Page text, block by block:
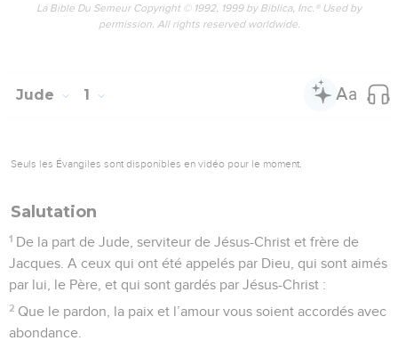
La Bible Du Semeur Copyright © 1992, 1999 by Biblica, Inc.® Used by
permission. All rights reserved worldwide.
Jude 1
Seuls les Évangiles sont disponibles en vidéo pour le moment.
Salutation
1 De la part de Jude, serviteur de Jésus-Christ et frère de
Jacques. A ceux qui ont été appelés par Dieu, qui sont aimés
par lui, le Père, et qui sont gardés par Jésus-Christ :
2 Que le pardon, la paix et l’amour vous soient accordés avec
abondance.